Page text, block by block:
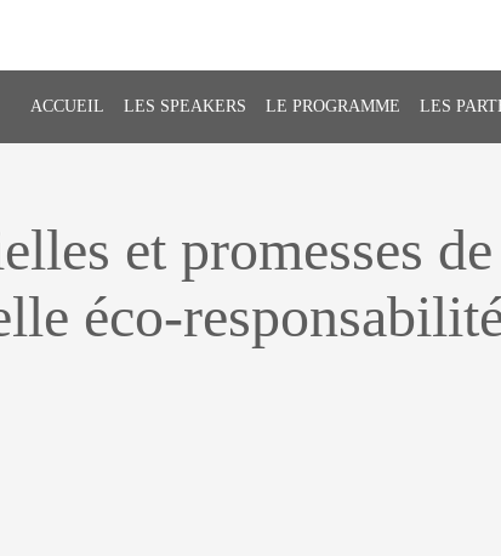
ACCUEIL LES SPEAKERS LE PROGRAMME LES
et promesses de
éco-